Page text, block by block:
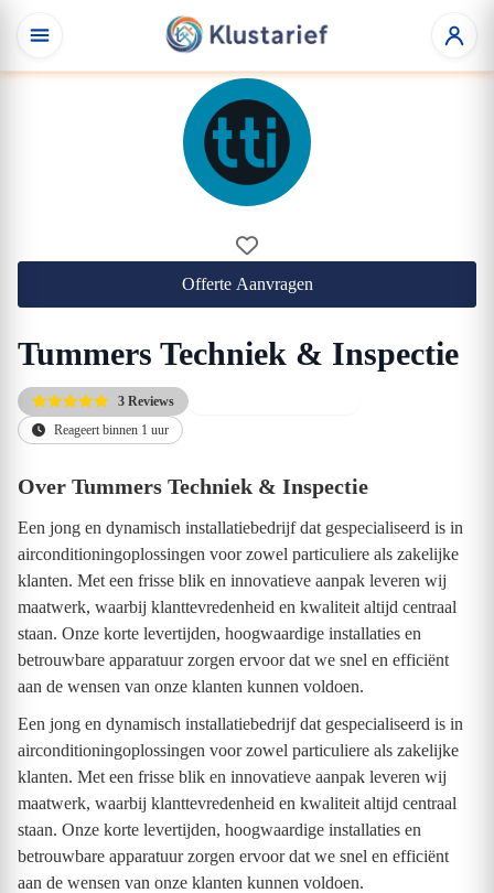
Offerte Aanvragen
Tummers Techniek & Inspectie
3 Reviews
Reageert binnen 1 uur
Over Tummers Techniek & Inspectie
Een jong en dynamisch installatiebedrijf dat gespecialiseerd is in
airconditioningoplossingen voor zowel particuliere als zakelijke
klanten. Met een frisse blik en innovatieve aanpak leveren wij
maatwerk, waarbij klanttevredenheid en kwaliteit altijd centraal
staan. Onze korte levertijden, hoogwaardige installaties en
betrouwbare apparatuur zorgen ervoor dat we snel en efficiënt
aan de wensen van onze klanten kunnen voldoen.
Een jong en dynamisch installatiebedrijf dat gespecialiseerd is in
airconditioningoplossingen voor zowel particuliere als zakelijke
klanten. Met een frisse blik en innovatieve aanpak leveren wij
maatwerk, waarbij klanttevredenheid en kwaliteit altijd centraal
staan. Onze korte levertijden, hoogwaardige installaties en
betrouwbare apparatuur zorgen ervoor dat we snel en efficiënt
aan de wensen van onze klanten kunnen voldoen.